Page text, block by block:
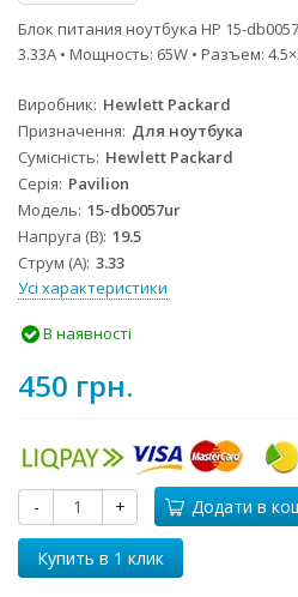
Блок питания ноутбука HP 15-
3.33A • Мощность: 65W • Разъем:
Виробник Hewlett Packard
Призначення Для ноутбука
Сумісність Hewlett Packard
Серія Pavilion
Модель 15-db0057ur
Напруга (В) 19.5
Струм (А) 3.33
Усі характеристики
В наявності
450 грн.
- + Додати в